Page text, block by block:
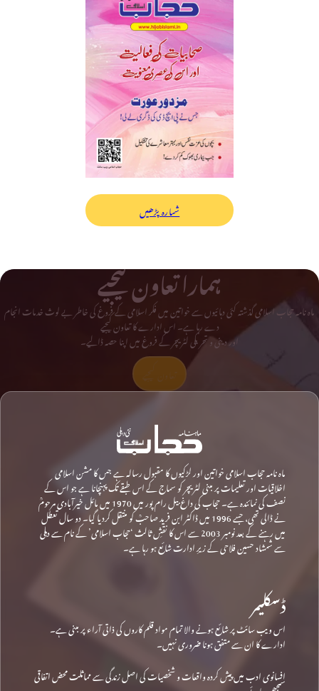
شمارہ پڑھیں
ہمارا تعاون کیجیے
ماہ نامہ حجاب اسلامی گذشتہ کئی دہائیوں سے خواتین میں فکر اسلامی کے فروغ کی خاطر بے لوث خدمات انجام
دے رہا ہے۔ اس ادارے کا تعاون کیجیے
اور دینی و تحریکی لٹریچر کے فروغ میں اپنا حصہ ڈالیے۔
ماہ نامہ حجاب اسلامی خواتین اور لڑکیوں کا مقبول رسالہ ہے جس کا مشن اسلامی
اخلاقیات اور تعلیمات پر مبنی لٹریچر کو سماج کے اس طبقے تک پہنچانا ہے جو اس کے
نصف کی نمائندہ ہے۔ حجاب کی داغ بیل رام پور میں 1970 میں مائل خیرآبادی مرحومؒ
نے ڈالی تھی، جسے 1996 میں ڈاکٹر ابن فرید صاحبؒ کو منتقل کردیا گیا۔ دو سال تعطل
میں رہنے کے بعد نومبر 2003 سے اس کا نقشِ ثالث ‘حجاب اسلامی’ کے نام سے دہلی
سے شمشاد حسین فلاحی کے زیرِ ادارت شائع ہو رہا ہے۔
ڈسکلیمر
اس ویب سائٹ پر شائع ہونے والا تمام مواد قلم کاروں کی ذاتی آراء پر مبنی ہے۔
ادارے کا ان سے متفق ہونا ضروری نہیں۔
افسانوی ادب میں پیش کردہ واقعات و شخصیات کی اصل زندگی سے مماثلت محض اتفاقی